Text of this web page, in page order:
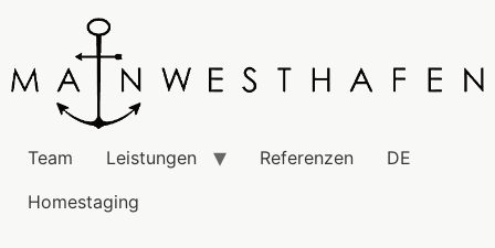
Team Leistungen Referenzen
DE
Homestaging